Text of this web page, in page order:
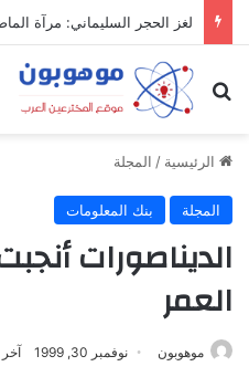
لغز الحجر السليماني: مرآة
بحث عن
الرئيسية / المجلة
المجلة بنك المعلومات
الديناصورات
العمر
موهوبون نوفمبر 30, 1999 آخر